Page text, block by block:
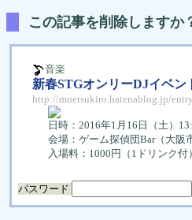
この記事を削除しますか
音楽
新春STGオンリーDJイベン
http://moetsukiro.hatenablog.jp/
日時：2016年1月16日（土）
会場：ゲーム探偵団Bar（大
入場料：1000円（1ドリンク
パスワード